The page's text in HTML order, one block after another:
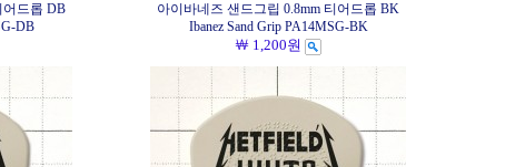
어드롭 DB
DB
아이바네즈 샌드그립 0.8mm 티어드롭 BK
Ibanez Sand Grip PA14MSG-BK
￦ 1,200원